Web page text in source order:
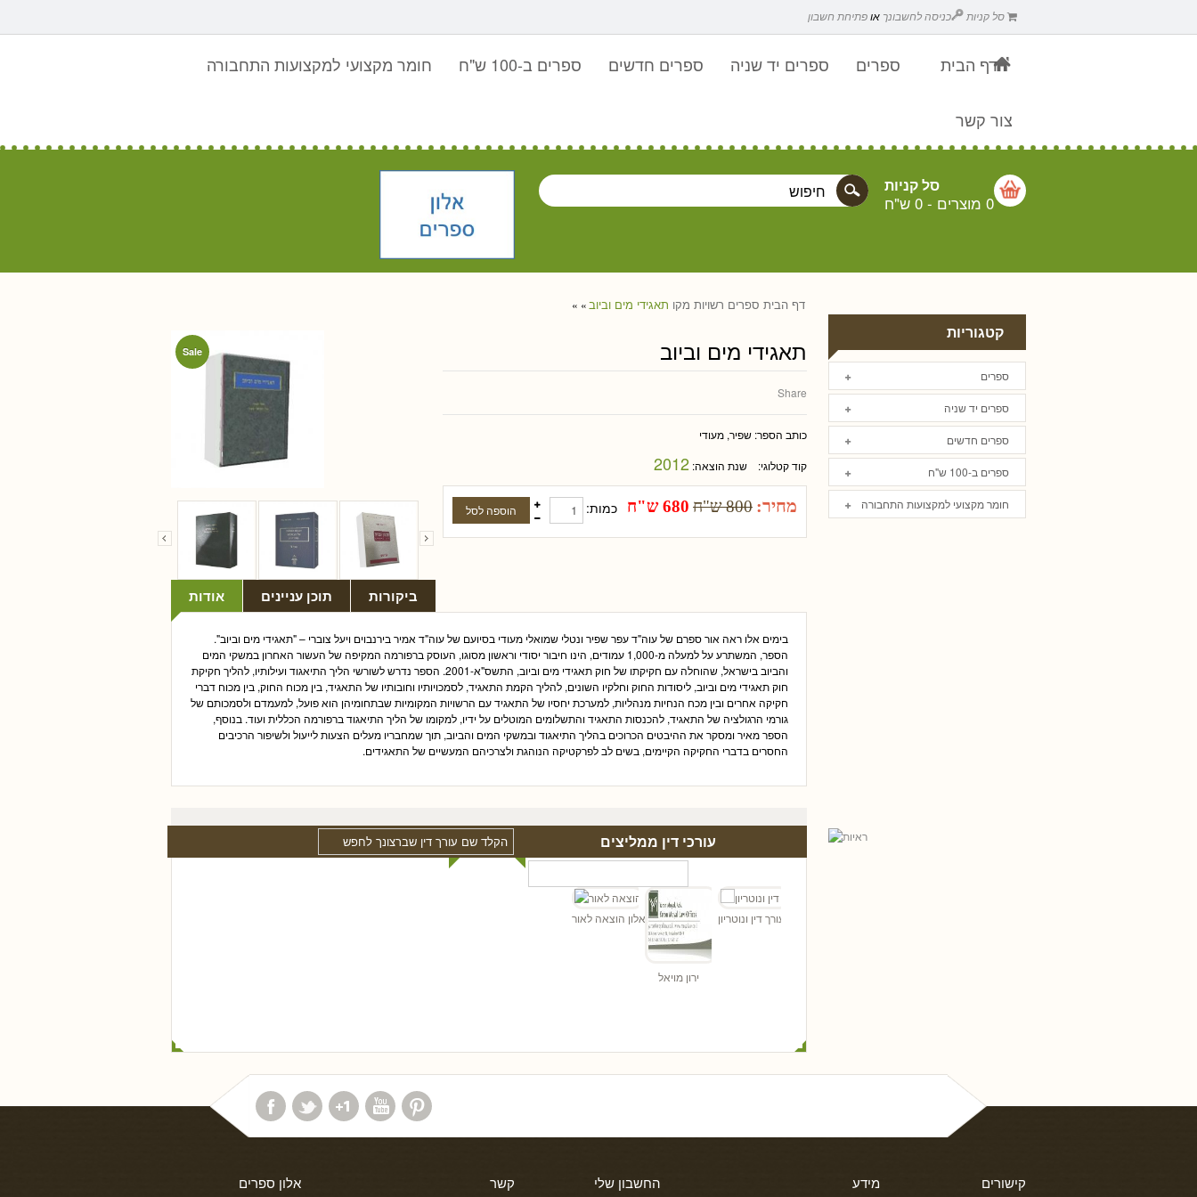
סל קניות כניסה לחשבונך אופתיחת חשבון
דף הבית ספרים ספרים יד שניה ספרים חדשים ספרים ב-100 ש"ח חומר מקצועי למקצועות התחבורה
צור קשר
סל קניות
0 מוצרים - 0 ש"ח
דף הבית » ספרים רשויות מקו » תאגידי מים וביוב
Sale תאגידי מים וביוב
Share
כותב הספר:שפיר, מעודי
קוד קטלוגי: שנת הוצאה:2012
מחיר: 800 ש"ח 680 ש"ח כמות:
אודות תוכן עניינים ביקורות
בימים אלו ראה אור ספרם של עוה"ד עפר שפיר ונטלי שמואלי מעודי בסיועם של עוה"ד אמיר בירנבוים ויעל צוברי – "תאגידי מים וביוב".
הספר, המשתרע על למעלה מ-1,000 עמודים, הינו חיבור יסודי וראשון מסוגו, העוסק ברפורמה המקיפה של העשור האחרון במשקי המים
והביוב בישראל, שהוחלה עם חקיקתו של חוק תאגידי מים וביוב, התשס"א-2001. הספר נדרש לשורשי הליך התיאגוד ועילותיו, להליך חקיקת
חוק תאגידי מים וביוב, ליסודות החוק וחלקיו השונים, להליך הקמת התאגיד, לסמכויותיו וחובותיו של התאגיד, בין מכוח החוק, בין מכוח דברי
חקיקה אחרים ובין מכח הנחיות מנהליות, למערכת יחסיו של התאגיד עם הרשויות המקומיות שבתחומיהן הוא פועל, למעמדם ולסמכותם של
גורמי הרגולציה של התאגיד, להכנסות התאגיד והתשלומים המוטלים על ידיו, למקומו של הליך התיאגוד ברפורמה הכללית ועוד. בנוסף,
הספר מאיר ומסקר את ההיבטים הכרוכים בהליך התיאגוד ובמשקי המים והביוב, תוך שמחבריו מעלים הצעות לייעול ולשיפור הרכיבים
החסרים בדברי החקיקה הקיימים, בשים לב לפרקטיקה הנוהגת ולצרכיהם המעשיים של התאגידים.
עורכי דין ממליצים
אלון הוצאה לאור
ירון מויאל
שי כהן - עורך דין ונוטריון
קטגוריות
ספרים
ספרים יד שניה
ספרים חדשים
ספרים ב-100 ש"ח
חומר מקצועי למקצועות התחבורה
אלון ספרים קשר החשבון שלי מידע קישורים